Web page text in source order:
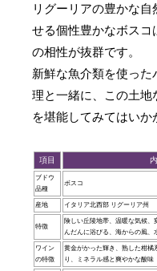
リグーリアの豊かな自
せる個性豊かなボスコ
の相性が抜群です。
新鮮な魚介類を使った
理と一緒に、この土地
を堪能してみてはいか
項目
ブドウ
品種
ボスコ
産地 イタリア北西部 リグーリア州
特徴
険しい丘陵地帯、温暖な気候
んだんに浴びる、海からの風、
ワイン
の特徴
黄金がかった輝き、熟した柑橘
り、ミネラル感と爽やかな酸味